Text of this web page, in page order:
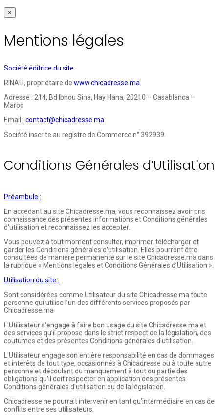
×
Mentions légales
Société éditrice du site :
RINALI, propriétaire de www.chicadresse.ma
Adresse : 214, Bd Ibnou Sina, Hay Hana, 20210 – Casablanca –
Maroc
Email : contact@chicadresse.ma
Société inscrite au registre de Commerce n° 392939.
Conditions Générales d’Utilisation
Préambule :
En accédant au site Chicadresse.ma, vous reconnaissez avoir pris
connaissance des présentes informations et Conditions générales
d'utilisation et reconnaissez les accepter.
Vous pouvez à tout moment consulter, imprimer, télécharger et
garder les Conditions générales d'utilisation. Elles pourront être
consultées de manière permanente sur le site Chicadresse.ma dans
la rubrique « Mentions légales et Conditions Générales d’Utilisation ».
Utilisation du site :
Sont considérées comme Utilisateur du site Chicadresse.ma toute
personne qui utilise l’un des différents services proposés par
Chicadresse.ma
L'Utilisateur s'engage à faire bon usage du site Chicadresse.ma et
des services qu’il propose dans le strict respect de la législation, des
coutumes et des présentes Conditions générales d'utilisation.
L'Utilisateur engage son entière responsabilité en cas de dommages
et intérêts de tout type, occasionnés à Chicadresse ou à toute autre
personne et découlant du manquement à tout ou partie des
obligations qu'il doit respecter en application des présentes
Conditions générales d'utilisation ou de la législation.
Chicadresse ne pourrait intervenir en tant qu'intermédiaire en cas de
conflits entre ses utilisateurs.